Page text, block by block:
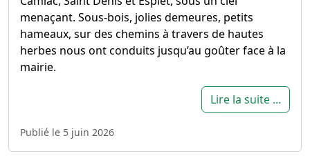
menaçant. Sous-bois, jolies demeures, petits
hameaux, sur des chemins à travers de hautes
herbes nous ont conduits jusqu’au goûter face à la
mairie.
Lire la suite ...
Publié le 5 juin 2026